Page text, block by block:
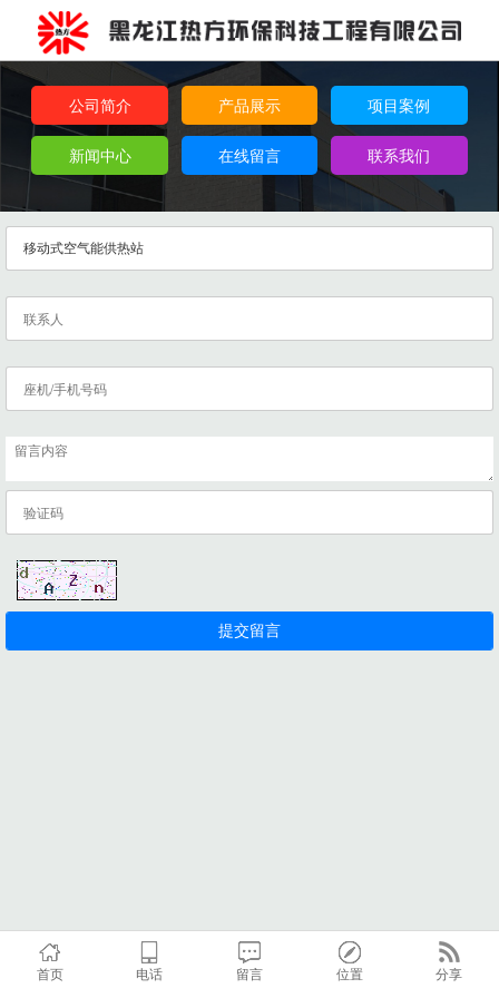
公司简介 产品展示 项目案例
新闻中心 在线留言 联系我们
首页 电话 留言 位置 分享